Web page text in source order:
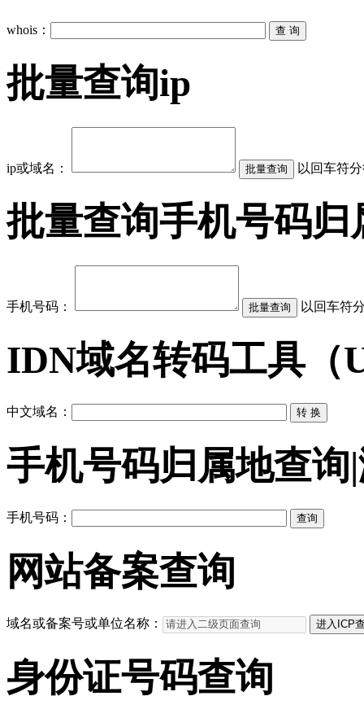
whois：
批量查询ip
ip或域名： 以回车符
批量查询手机号码归
手机号码： 以回车符
IDN域名转码工具（
中文域名：
手机号码归属地查询
手机号码：
网站备案查询
域名或备案号或单位名称：
身份证号码查询